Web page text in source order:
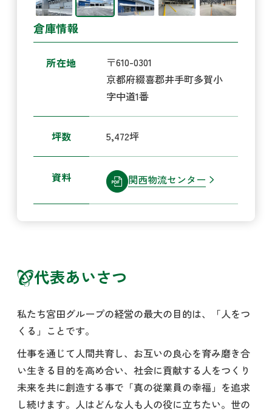
倉庫情報
所在地
〒610-0301
京都府綴喜郡井手町多賀小
字中道1番
坪数 5,472坪
資料 関西物流センター
代表あいさつ
私たち宮田グループの経営の最大の目的は、「人をつ
くる」ことです。
仕事を通じて人間共育し、お互いの良心を育み磨き合
い生きる目的を高め合い、社会に貢献する人をつくり
未来を共に創造する事で「真の従業員の幸福」を追求
し続けます。人はどんな人も人の役に立ちたい。世の